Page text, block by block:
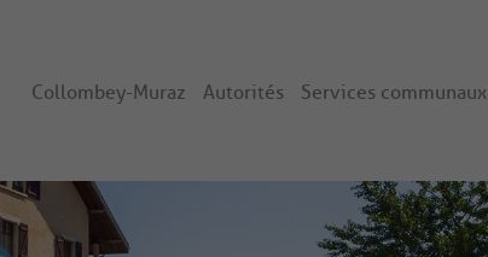
Collombey-Muraz Autorités Services communaux